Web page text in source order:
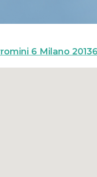
6 Milano